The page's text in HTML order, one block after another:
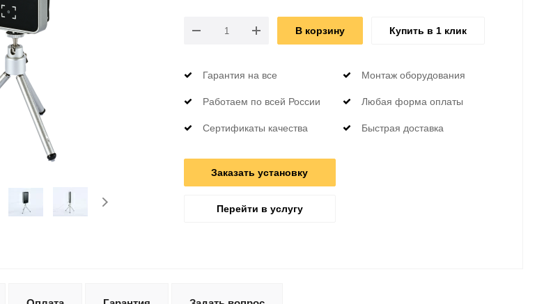
В корзину Купить в 1 клик
Гарантия на все Монтаж оборудования
Работаем по всей России Любая форма оплаты
Сертификаты качества Быстрая доставка
Заказать установку
Перейти в услугу